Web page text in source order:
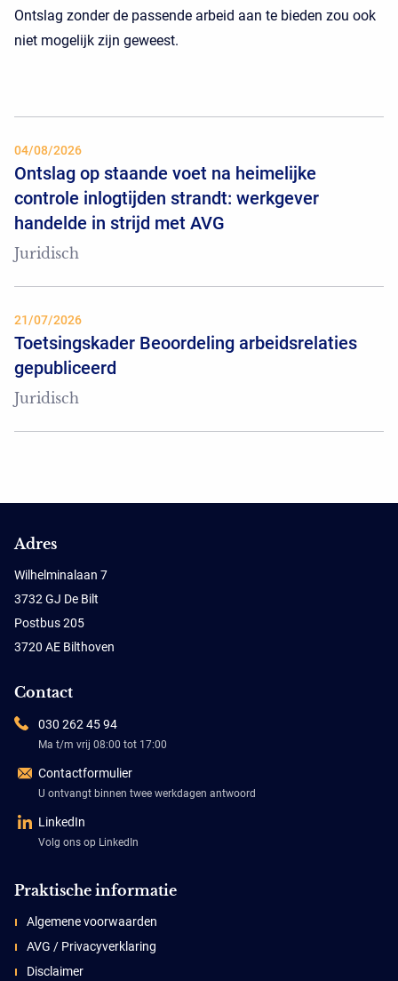
Ontslag zonder de passende arbeid aan te bieden zou ook
niet mogelijk zijn geweest.
04/08/2026
Ontslag op staande voet na heimelijke
controle inlogtijden strandt: werkgever
handelde in strijd met AVG
Juridisch
21/07/2026
Toetsingskader Beoordeling arbeidsrelaties
gepubliceerd
Juridisch
Adres
Wilhelminalaan 7
3732 GJ De Bilt
Postbus 205
3720 AE Bilthoven
Contact
030 262 45 94
Ma t/m vrij 08:00 tot 17:00
Contactformulier
U ontvangt binnen twee werkdagen antwoord
LinkedIn
Volg ons op LinkedIn
Praktische informatie
Algemene voorwaarden
AVG / Privacyverklaring
Disclaimer